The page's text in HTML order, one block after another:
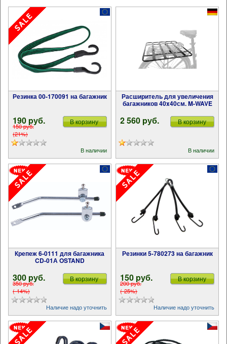
Резинка 00-170091 на багажник
190 pуб.
150 pуб.
(21%)
В корзину
В наличии
Расширитель для увеличения
багажников 40x40см. M-WAVE
2 560 pуб. В корзину
В наличии
Крепеж 6-0111 для багажника
CD-01А OSTAND
300 pуб.
350 pуб.
(-14%)
В корзину
Наличие надо уточнить
Резинки 5-780273 на багажник
150 pуб.
200 pуб.
(-25%)
В корзину
Наличие надо уточнить